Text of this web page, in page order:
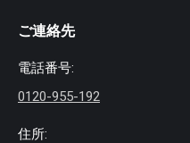
ご連絡先
電話番号:
0120-955-192
住所: